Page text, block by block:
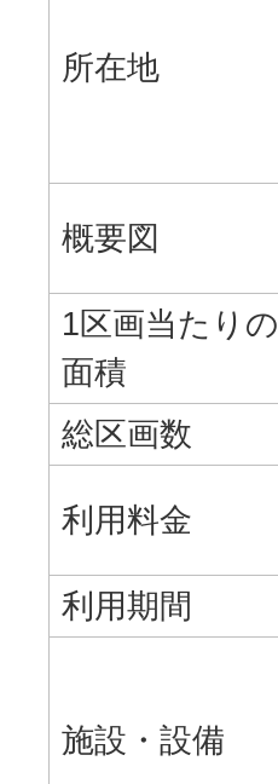
所在地
概要図
1区画当たりの
面積
総区画数
利用料金
利用期間
施設・設備